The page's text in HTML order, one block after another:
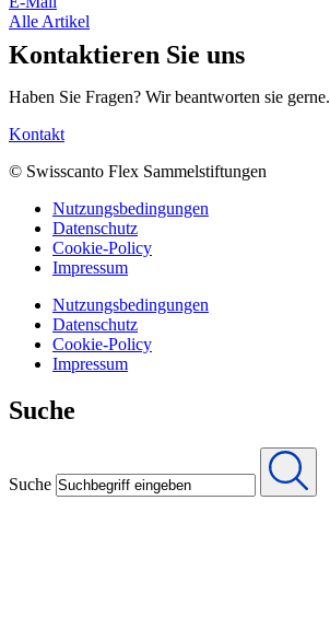
Alle Artikel
Kontaktieren Sie uns
Haben Sie Fragen? Wir beantworten sie gerne.
Kontakt
© Swisscanto Flex Sammelstiftungen
Nutzungsbedingungen
Datenschutz
Cookie-Policy
Impressum
Nutzungsbedingungen
Datenschutz
Cookie-Policy
Impressum
Suche
Suche